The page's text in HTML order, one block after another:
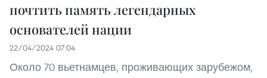
почтить память легендарных
основателей нации
22/04/2024 07:04
Около 70 вьетнамцев, проживающих зарубежом,